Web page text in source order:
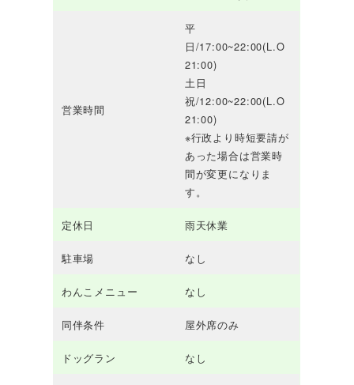
営業時間
平
日/17:00~22:00(L.O
21:00)
土日
祝/12:00~22:00(L.O
21:00)
※行政より時短要請が
あった場合は営業時
間が変更になりま
す。
定休日 雨天休業
駐車場 なし
わんこメニュー なし
同伴条件 屋外席のみ
ドッグラン なし